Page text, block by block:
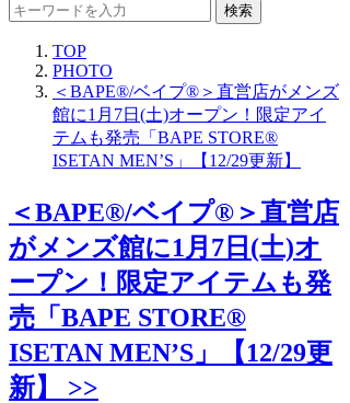
検索
TOP
PHOTO
＜BAPE®/ベイプ®＞直営店がメンズ
館に1月7日(土)オープン！限定アイ
テムも発売「BAPE STORE®︎
ISETAN MEN’S」【12/29更新】
＜BAPE®/ベイプ®＞直営店
がメンズ館に1月7日(土)オ
ープン！限定アイテムも発
売「BAPE STORE®︎
ISETAN MEN’S」【12/29更
新】 >>